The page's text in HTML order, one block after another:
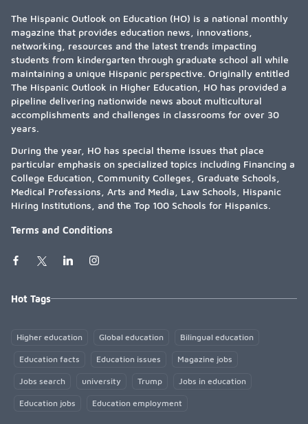
The Hispanic Outlook on Education (HO) is a national monthly
magazine that provides education news, innovations,
networking, resources and the latest trends impacting
students from kindergarten through graduate school all while
maintaining a unique Hispanic perspective. Originally entitled
The Hispanic Outlook in Higher Education, HO has provided a
pipeline delivering nationwide news about multicultural
accomplishments and challenges in classrooms for over 30
years.
During the year, HO has special theme issues that place
particular emphasis on specialized topics including Financing a
College Education, Community Colleges, Graduate Schools,
Medical Professions, Arts and Media, Law Schools, Hispanic
Hiring Institutions, and the Top 100 Schools for Hispanics.
Terms and Conditions
Hot Tags
Higher education Global education Bilingual education
Education facts Education issues Magazine jobs
Jobs search university Trump Jobs in education
Education jobs Education employment